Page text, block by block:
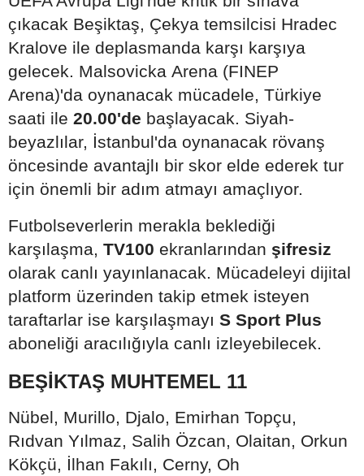
çıkacak Beşiktaş, Çekya temsilcisi Hradec
Kralove ile deplasmanda karşı karşıya
gelecek. Malsovicka Arena (FINEP
Arena)'da oynanacak mücadele, Türkiye
saati ile 20.00'de başlayacak. Siyah-
beyazlılar, İstanbul'da oynanacak rövanş
öncesinde avantajlı bir skor elde ederek tur
için önemli bir adım atmayı amaçlıyor.
Futbolseverlerin merakla beklediği
karşılaşma, TV100 ekranlarından şifresiz
olarak canlı yayınlanacak. Mücadeleyi dijital
platform üzerinden takip etmek isteyen
taraftarlar ise karşılaşmayı S Sport Plus
aboneliği aracılığıyla canlı izleyebilecek.
BEŞİKTAŞ MUHTEMEL 11
Nübel, Murillo, Djalo, Emirhan Topçu,
Rıdvan Yılmaz, Salih Özcan, Olaitan, Orkun
Kökçü, İlhan Fakılı, Cerny, Oh